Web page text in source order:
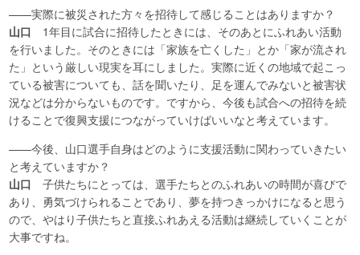
——実際に被災された方々を招待して感じることはありますか？
山口
1年目に試合に招待したときには、そのあとにふれあい活動
を行いました。そのときには「家族を亡くした」とか「家が流され
た」という厳しい現実を耳にしました。実際に近くの地域で起こっ
ている被害についても、話を聞いたり、足を運んでみないと被害状
況などは分からないものです。ですから、今後も試合への招待を続
けることで復興支援につながっていけばいいなと考えています。
——今後、山口選手自身はどのように支援活動に関わっていきたい
と考えていますか？
山口
子供たちにとっては、選手たちとのふれあいの時間が喜びで
あり、勇気づけられることであり、夢を持つきっかけになると思う
ので、やはり子供たちと直接ふれあえる活動は継続していくことが
大事ですね。